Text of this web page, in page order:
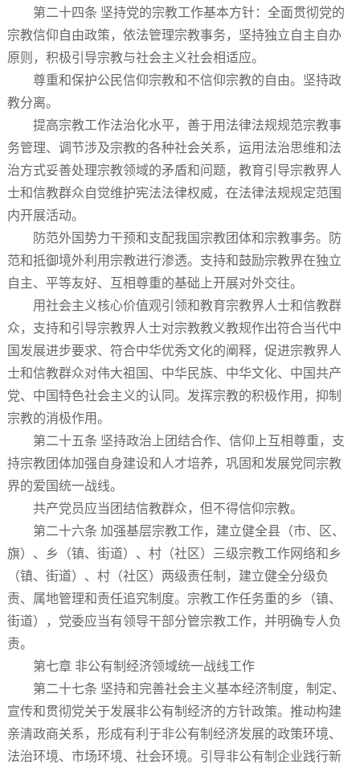
第二十四条 坚持党的宗教工作基本方针：全面贯彻党的
宗教信仰自由政策，依法管理宗教事务，坚持独立自主自办
原则，积极引导宗教与社会主义社会相适应。
尊重和保护公民信仰宗教和不信仰宗教的自由。坚持政
教分离。
提高宗教工作法治化水平，善于用法律法规规范宗教事
务管理、调节涉及宗教的各种社会关系，运用法治思维和法
治方式妥善处理宗教领域的矛盾和问题，教育引导宗教界人
士和信教群众自觉维护宪法法律权威，在法律法规规定范围
内开展活动。
防范外国势力干预和支配我国宗教团体和宗教事务。防
范和抵御境外利用宗教进行渗透。支持和鼓励宗教界在独立
自主、平等友好、互相尊重的基础上开展对外交往。
用社会主义核心价值观引领和教育宗教界人士和信教群
众，支持和引导宗教界人士对宗教教义教规作出符合当代中
国发展进步要求、符合中华优秀文化的阐释，促进宗教界人
士和信教群众对伟大祖国、中华民族、中华文化、中国共产
党、中国特色社会主义的认同。发挥宗教的积极作用，抑制
宗教的消极作用。
第二十五条 坚持政治上团结合作、信仰上互相尊重，支
持宗教团体加强自身建设和人才培养，巩固和发展党同宗教
界的爱国统一战线。
共产党员应当团结信教群众，但不得信仰宗教。
第二十六条 加强基层宗教工作，建立健全县（市、区、
旗）、乡（镇、街道）、村（社区）三级宗教工作网络和乡
（镇、街道）、村（社区）两级责任制，建立健全分级负
责、属地管理和责任追究制度。宗教工作任务重的乡（镇、
街道），党委应当有领导干部分管宗教工作，并明确专人负
责。
第七章 非公有制经济领域统一战线工作
第二十七条 坚持和完善社会主义基本经济制度，制定、
宣传和贯彻党关于发展非公有制经济的方针政策。推动构建
亲清政商关系，形成有利于非公有制经济发展的政策环境、
法治环境、市场环境、社会环境。引导非公有制企业践行新